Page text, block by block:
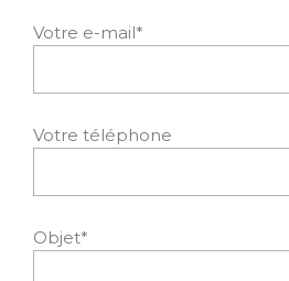
Votre e-mail*
Votre téléphone
Objet*